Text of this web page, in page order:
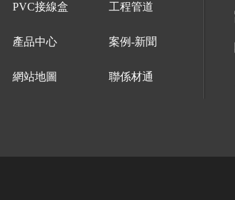
PVC接線盒 工程管道
產品中心 案例-新聞
網站地圖 聯係材通